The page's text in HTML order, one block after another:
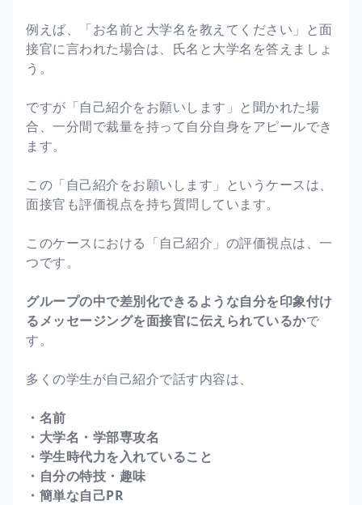
例えば、「お名前と大学名を教えてください」と面
接官に言われた場合は、氏名と大学名を答えましょ
う。
ですが「自己紹介をお願いします」と聞かれた場
合、一分間で裁量を持って自分自身をアピールでき
ます。
この「自己紹介をお願いします」というケースは、
面接官も評価視点を持ち質問しています。
このケースにおける「自己紹介」の評価視点は、一
つです。
グループの中で差別化できるような自分を印象付け
るメッセージングを面接官に伝えられているかで
す。
多くの学生が自己紹介で話す内容は、
・名前
・大学名・学部専攻名
・学生時代力を入れていること
・自分の特技・趣味
・簡単な自己PR